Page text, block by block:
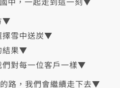
▼
擇雪中送炭▼
結果▼
們對每一位客戶一樣▼
路，我們會繼續走下去▼